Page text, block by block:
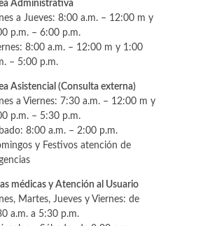
Administrativa
a Jueves: 8:00 a.m. – 12:00 m y
p.m. – 6:00 p.m.
8:00 a.m. – 12:00 m y 1:00
– 5:00 p.m.
Asistencial (Consulta externa)
a Viernes: 7:30 a.m. – 12:00 m y
p.m. – 5:30 p.m.
8:00 a.m. – 2:00 p.m.
y Festivos atención de
médicas y Atención al Usuario
Martes, Jueves y Viernes: de
a.m. a 5:30 p.m.